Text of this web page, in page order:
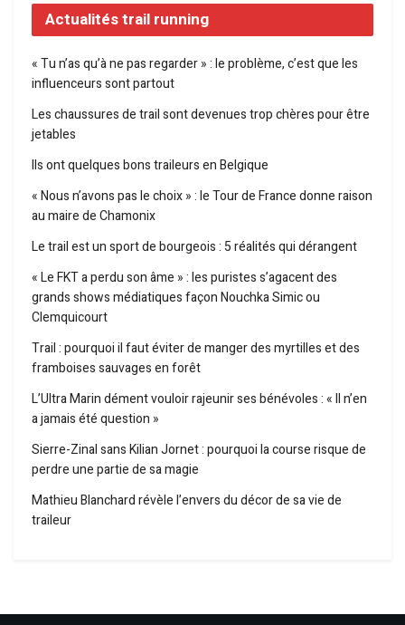
Actualités trail running
« Tu n’as qu’à ne pas regarder » : le problème, c’est que les
influenceurs sont partout
Les chaussures de trail sont devenues trop chères pour être
jetables
Ils ont quelques bons traileurs en Belgique
« Nous n’avons pas le choix » : le Tour de France donne raison
au maire de Chamonix
Le trail est un sport de bourgeois : 5 réalités qui dérangent
« Le FKT a perdu son âme » : les puristes s’agacent des
grands shows médiatiques façon Nouchka Simic ou
Clemquicourt
Trail : pourquoi il faut éviter de manger des myrtilles et des
framboises sauvages en forêt
L’Ultra Marin dément vouloir rajeunir ses bénévoles : « Il n’en
a jamais été question »
Sierre-Zinal sans Kilian Jornet : pourquoi la course risque de
perdre une partie de sa magie
Mathieu Blanchard révèle l’envers du décor de sa vie de
traileur